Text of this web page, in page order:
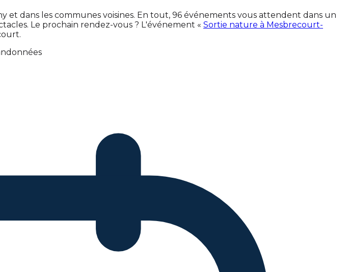
et dans les communes voisines. En tout, 96 événements vous attendent dans un
Le prochain rendez-vous ? L'événement « Sortie nature à Mesbrecourt-